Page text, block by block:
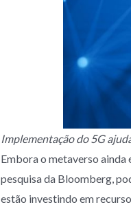
Implementação do 5G
Embora o metaverso ainda
pesquisa da Bloomberg,
estão investindo em